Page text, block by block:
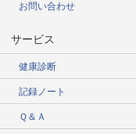
お問い合わせ
サービス
健康診断
記録ノート
Ｑ＆Ａ